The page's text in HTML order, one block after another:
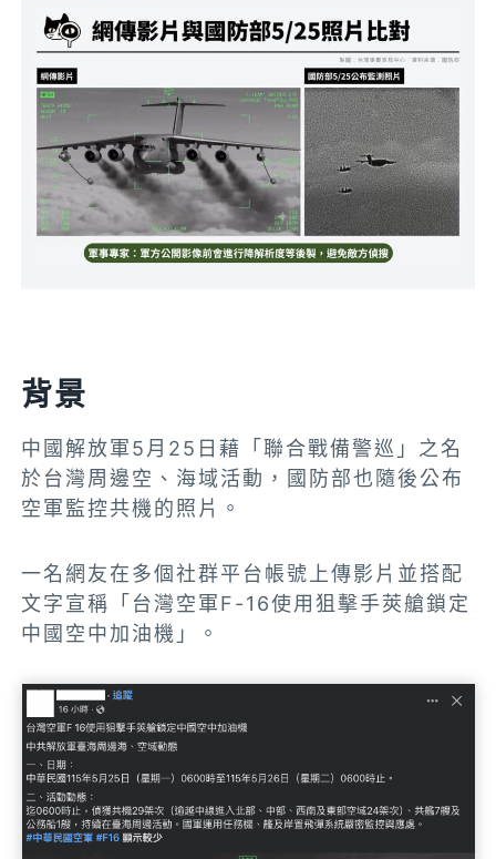
背景
中國解放軍5月25日藉「聯合戰備警巡」之名
於台灣周邊空、海域活動，國防部也隨後公布
空軍監控共機的照片。
一名網友在多個社群平台帳號上傳影片並搭配
文字宣稱「台灣空軍F-16使用狙擊手莢艙鎖定
中國空中加油機」。